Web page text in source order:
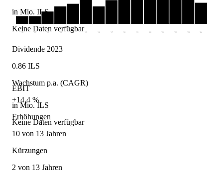
in Mio. ILS
Keine Daten verfügbar
EBIT
in Mio. ILS
Keine Daten verfügbar
'10 '11 '12 '13 '14 '15 '16 '17 '18 '19 '20 '21 '22 '23 '24
Dividende 2023
0.86 ILS
Wachstum p.a. (CAGR)
+14,4 %
Erhöhungen
10 von 13 Jahren
Kürzungen
2 von 13 Jahren